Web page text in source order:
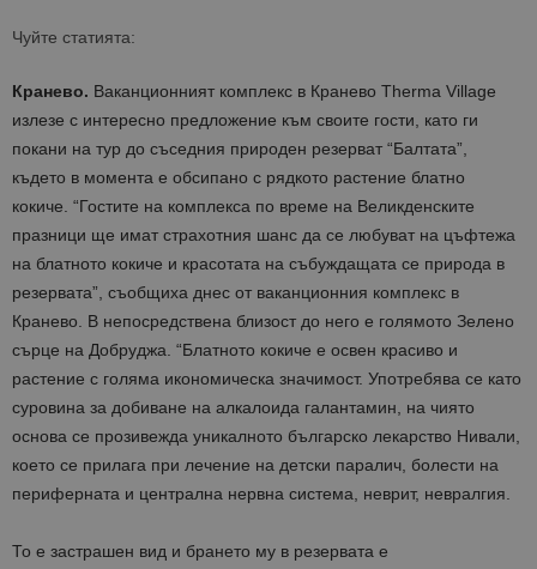
Чуйте статията:
Кранево. Ваканционният комплекс в Кранево Therma Village
излезе с интересно предложение към своите гости, като ги
покани на тур до съседния природен резерват “Балтата”,
където в момента е обсипано с рядкото растение блатно
кокиче. “Гостите на комплекса по време на Великденските
празници ще имат страхотния шанс да се любуват на цъфтежа
на блатното кокиче и красотата на събуждащата се природа в
резервата”, съобщиха днес от ваканционния комплекс в
Кранево. В непосредствена близост до него е голямото Зелено
сърце на Добруджа. “Блатното кокиче е освен красиво и
растение с голяма икономическа значимост. Употребява се като
суровина за добиване на алкалоида галантамин, на чиято
основа се прозивежда уникалното българско лекарство Нивали,
което се прилага при лечение на детски паралич, болести на
периферната и централна нервна система, неврит, невралгия.
То е застрашен вид и брането му в резервата е